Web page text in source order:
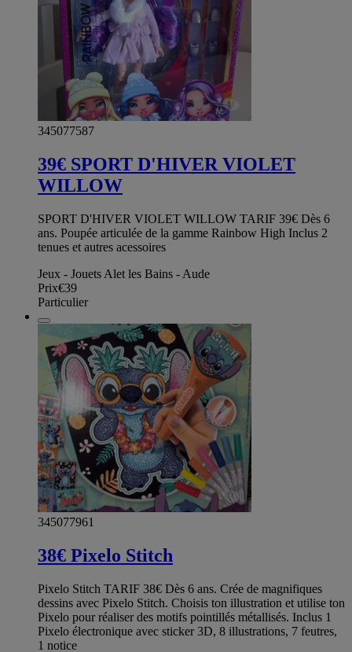
345077587
39€ SPORT D'HIVER VIOLET
WILLOW
SPORT D'HIVER VIOLET WILLOW TARIF 39€ Dès 6
ans. Poupée articulée de la gamme Rainbow High Inclus 2
tenues et autres acessoires
Jeux - Jouets Alet les Bains - Aude
Prix€39
Particulier
345077961
38€ Pixelo Stitch
Pixelo Stitch TARIF 38€ Dès 6 ans. Crée de magnifiques
dessins avec Pixelo Stitch. Choisis ton illustration et utilise ton
Pixelo pour réaliser des motifs pointillés métallisés. Inclus 1
Pixelo électronique avec sticker 3D, 8 illustrations, 7 feutres,
1 notice